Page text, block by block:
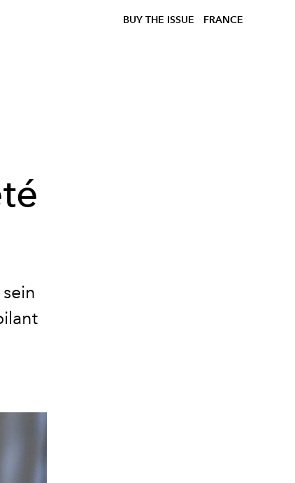
BUY THE ISSUE FRANCE